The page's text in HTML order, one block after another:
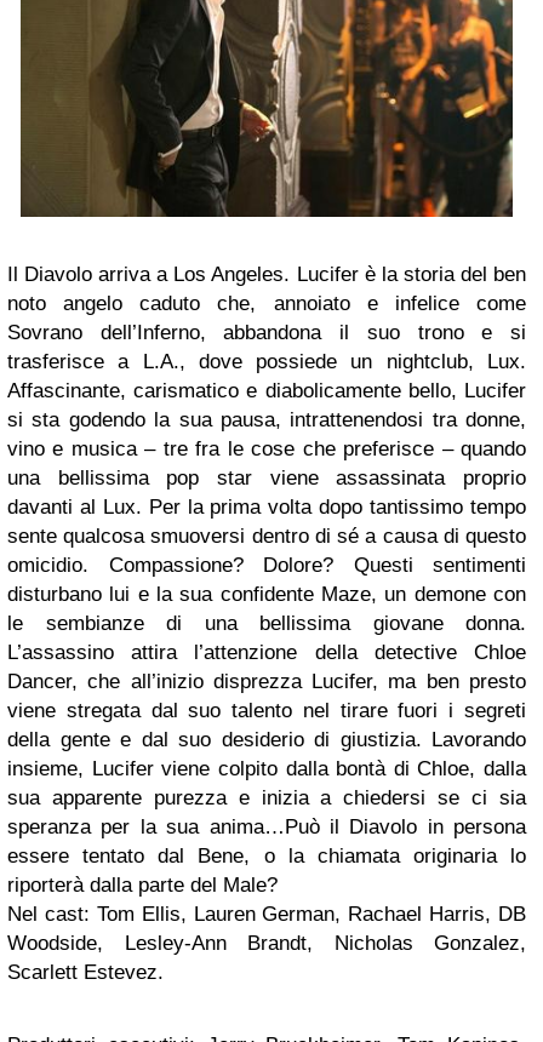
Il Diavolo arriva a Los Angeles. Lucifer è la storia del ben
noto angelo caduto che, annoiato e infelice come
Sovrano dell’Inferno, abbandona il suo trono e si
trasferisce a L.A., dove possiede un nightclub, Lux.
Affascinante, carismatico e diabolicamente bello, Lucifer
si sta godendo la sua pausa, intrattenendosi tra donne,
vino e musica – tre fra le cose che preferisce – quando
una bellissima pop star viene assassinata proprio
davanti al Lux. Per la prima volta dopo tantissimo tempo
sente qualcosa smuoversi dentro di sé a causa di questo
omicidio. Compassione? Dolore? Questi sentimenti
disturbano lui e la sua confidente Maze, un demone con
le sembianze di una bellissima giovane donna.
L’assassino attira l’attenzione della detective Chloe
Dancer, che all’inizio disprezza Lucifer, ma ben presto
viene stregata dal suo talento nel tirare fuori i segreti
della gente e dal suo desiderio di giustizia. Lavorando
insieme, Lucifer viene colpito dalla bontà di Chloe, dalla
sua apparente purezza e inizia a chiedersi se ci sia
speranza per la sua anima…Può il Diavolo in persona
essere tentato dal Bene, o la chiamata originaria lo
riporterà dalla parte del Male?
Nel cast: Tom Ellis, Lauren German, Rachael Harris, DB
Woodside, Lesley-Ann Brandt, Nicholas Gonzalez,
Scarlett Estevez.